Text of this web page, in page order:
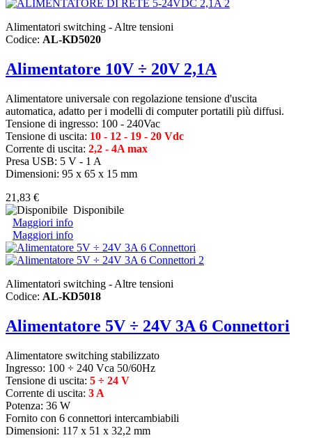
Alimentatori switching - Altre tensioni
Codice: AL-KD5020
Alimentatore 10V ÷ 20V 2,1A
Alimentatore universale con regolazione tensione d'uscita
automatica, adatto per i modelli di computer portatili più diffusi.
Tensione di ingresso: 100 - 240Vac
Tensione di uscita: 10 - 12 - 19 - 20 Vdc
Corrente di uscita: 2,2 - 4A max
Presa USB: 5 V - 1 A
Dimensioni: 95 x 65 x 15 mm
21,83 €
Disponibile
Maggiori info
Maggiori info
Alimentatori switching - Altre tensioni
Codice: AL-KD5018
Alimentatore 5V ÷ 24V 3A 6 Connettori
Alimentatore switching stabilizzato
Ingresso: 100 ÷ 240 Vca 50/60Hz
Tensione di uscita: 5 ÷ 24 V
Corrente di uscita: 3 A
Potenza: 36 W
Fornito con 6 connettori intercambiabili
Dimensioni: 117 x 51 x 32,2 mm